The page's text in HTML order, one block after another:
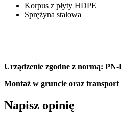
Korpus z płyty HDPE
Sprężyna stalowa
Urządzenie zgodne z normą: PN-
Montaż w gruncie oraz transport
Napisz opinię